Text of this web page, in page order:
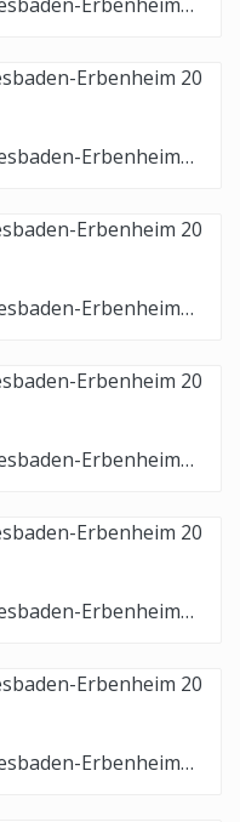
LaSa Waeschbachstelzen Wiesbaden-Erbenheim 20 04 2024 0053
LaSa Waeschbachstelzen Wiesbaden-Erbenheim 20 04 2024 0054
LaSa Waeschbachstelzen Wiesbaden-Erbenheim 20 04 2024 0055
LaSa Waeschbachstelzen Wiesbaden-Erbenheim 20 04 2024 0056
LaSa Waeschbachstelzen Wiesbaden-Erbenheim 20 04 2024 0057